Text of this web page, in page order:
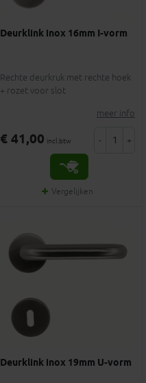
Deurklink inox 16mm I-vorm
Rechte deurkruk met rechte hoek
+ rozet voor slot
meer info
€ 41,00 incl.btw - +
Vergelijken
Deurklink inox 19mm U-vorm